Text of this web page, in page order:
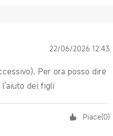
22/06/2026 12:43
Per ora posso dire
l'aiuto dei figli
Piace(0)